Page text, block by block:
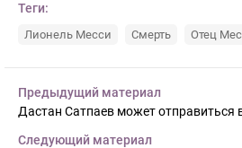
Теги:
Лионель Месси Смерть Отец
Предыдущий материал
Дастан Сатпаев может отправиться
Следующий материал